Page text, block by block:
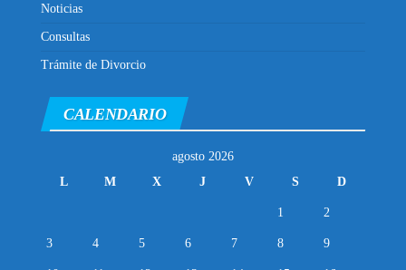
Noticias
Consultas
Trámite de Divorcio
CALENDARIO
agosto 2026
L
M X J V S D
1 2
3 4 5 6 7 8 9